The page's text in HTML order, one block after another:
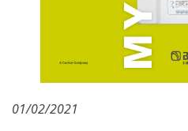
01/02/2021